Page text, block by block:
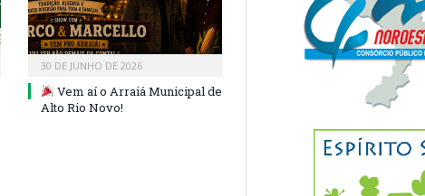
30 DE JUNHO DE 2026
Vem aí o Arraiá Municipal de
Alto Rio Novo!